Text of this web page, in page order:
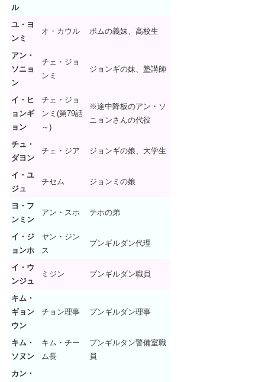
ル
ユ・ヨ
ンミ
オ・カウル ボムの義妹、高校生
アン・
ソニョ
ン
チェ・ジョ
ンミ
ジョンギの妹、塾講師
イ・ヒ
ョンギ
ョン
チェ・ジョ
ンミ(第79話
～)
※途中降板のアン・ソ
ニョンさんの代役
チュ・
ダヨン
チェ・ジア ジョンギの娘、大学生
イ・ユ
ジュ
チセム ジョンミの娘
ヨ・フ
ンミン
アン・スホ テホの弟
イ・ジ
ョンホ
ヤン・ジン
ス
プンギルダン代理
イ・ウ
ンジュ
ミジン プンギルダン職員
キム・
ギョン
ウン
チョン理事 プンギルダン理事
キム・
ソヌン
キム・チー
ム長
プンギルタン警備室職
員
カン・